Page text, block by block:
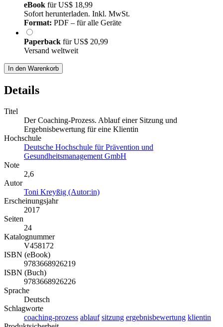
eBook fürUS$ 18,99
Sofort herunterladen. Inkl. MwSt.
Format: PDF – für alle Geräte
Paperback fürUS$ 20,99
Versand weltweit
In den Warenkorb
Details
Titel
Der Coaching-Prozess. Ablauf einer Sitzung und
Ergebnisbewertung für eine Klientin
Hochschule
Deutsche Hochschule für Prävention und
Gesundheitsmanagement GmbH
Note
2,6
Autor
Toni Kreyßig (Autor:in)
Erscheinungsjahr
2017
Seiten
24
Katalognummer
V458172
ISBN (eBook)
9783668926219
ISBN (Buch)
9783668926226
Sprache
Deutsch
Schlagworte
coaching-prozess ablauf sitzung ergebnisbewertung klientin